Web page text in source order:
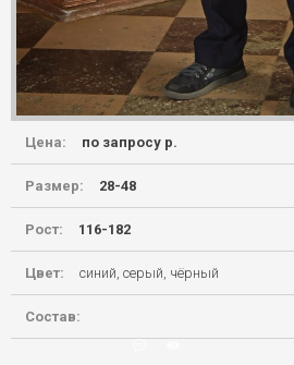
Цена: по запросу р.
Размер: 28-48
Рост: 116-182
Цвет: синий, серый, чёрный
Состав: